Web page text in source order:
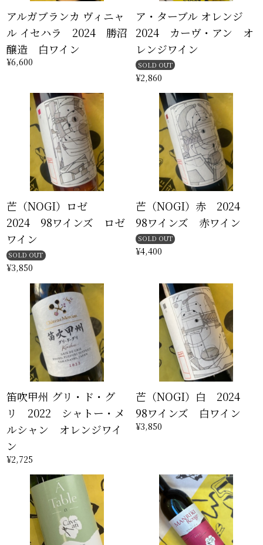
アルガブランカ ヴィニャ
ル イセハラ 2024 勝沼
醸造 白ワイン
¥6,600
ア・ターブル オレンジ
2024 カーヴ・アン オ
レンジワイン
SOLD OUT
¥2,860
芒（NOGI）ロゼ
2024 98ワインズ ロゼ
ワイン
SOLD OUT
¥3,850
芒（NOGI）赤 2024
98ワインズ 赤ワイン
SOLD OUT
¥4,400
笛吹甲州 グリ・ド・グ
リ 2022 シャトー・メ
ルシャン オレンジワイ
ン
¥2,725
芒（NOGI）白 2024
98ワインズ 白ワイン
¥3,850